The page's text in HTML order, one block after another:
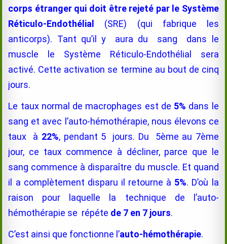
corps étranger qui doit être rejeté par le Système
Réticulo-Endothélial (SRE) (qui fabrique les
anticorps). Tant qu’il y aura du sang dans le
muscle le Système Réticulo-Endothélial sera
activé. Cette activation se termine au bout de cinq
jours.
Le taux normal de macrophages est de 5% dans le
sang et avec l’auto-hémothérapie, nous élevons ce
taux à 22%, pendant 5 jours. Du 5ème au 7ème
jour, ce taux commence à décliner, parce que le
sang commence à disparaître du muscle. Et quand
il a complètement disparu il retourne à 5%. D’où la
raison pour laquelle la technique de l’auto-
hémothérapie se répéte de 7 en 7 jours.
C’est ainsi que fonctionne l’auto-hémothérapie.